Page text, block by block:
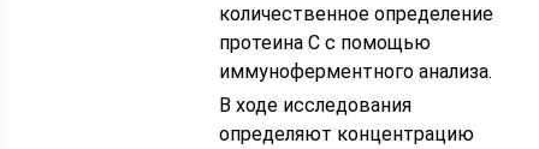
количественное определение
протеина С с помощью
иммуноферментного анализа.
В ходе исследования
определяют концентрацию